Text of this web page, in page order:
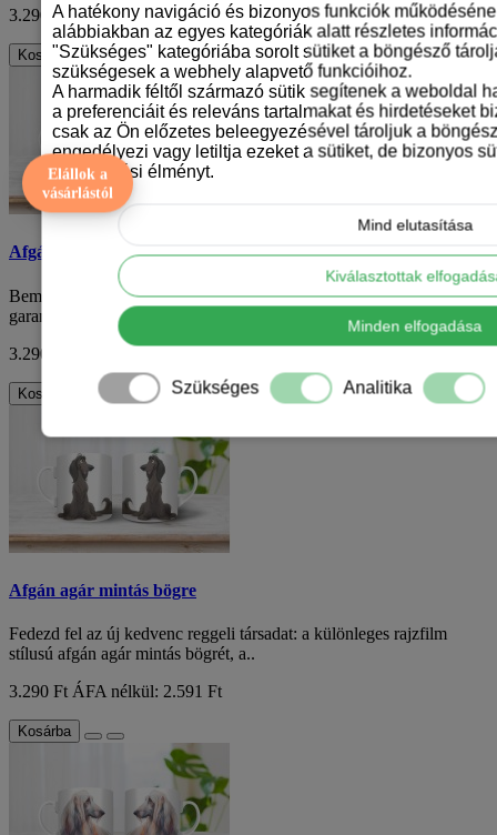
3.290 FtÁFA nélkül: 2.591 Ft
Kosárba
Afgán agár mintás bögre
Bemutatjuk az afgán agár mintás kerámiabögrénket, amely
garantáltan örömöt hoz minden kávézásodba va..
3.290 Ft
Kosárba
Afgán agár mintás bögre
Fedezd fel az új kedvenc reggeli társadat: a különleges rajzfilm
stílusú afgán agár mintás bögrét, a..
3.290 Ft ÁFA nélkül: 2.591 Ft
Kosárba
Elállok a
vásárlástól
A hatékony navigáció és bizonyos funkciók
alábbiakban az egyes kategóriák alatt részletes
"Szükséges" kategóriába sorolt sütiket a böngésző
szükségesek a webhely alapvető funkcióihoz.
A harmadik féltől származó sütik segítenek a weboldal
a preferenciáit és releváns tartalmakat és hirdetéseket
csak az Ön előzetes beleegyezésével tároljuk a
engedélyezi vagy letiltja ezeket a sütiket, de bizonyos
böngészési élményt.
Mind elutasítása
Kiválasztottak
Minden elfogadása
Szükséges Analitika